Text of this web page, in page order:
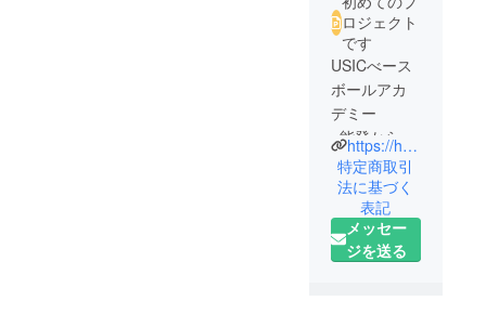
ロジェクト
です
USICべース
ボールアカ
デミー
~能登から面
白い人材を
世の中に送
り出すベー
スボールア
カデミー~
https://home.tsuku2.jp/storeDetail.php?scd=0000089214
特定商取引
法に基づく
表記
メッセー
ジを送る